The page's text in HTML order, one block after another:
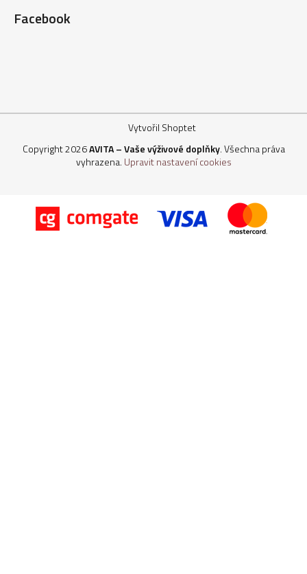
Facebook
Vytvořil Shoptet
Copyright 2026AVITA – Vaše výživové doplňky. Všechna práva
vyhrazena. Upravit nastavení cookies